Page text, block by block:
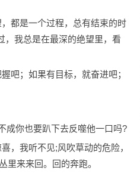
都是一个过程，总有结束的时
，我总是在最深的绝望里，看
吧；如果有目标，就奋进吧；
成你也要趴下去反噬他一口吗?
，我听不见;风吹草动的危险，
里来来回。回的奔跑。